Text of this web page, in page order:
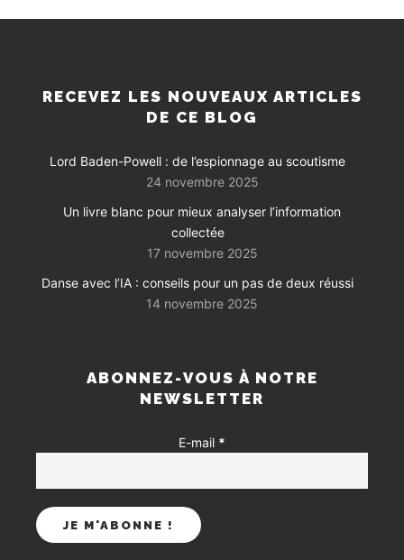
RECEVEZ LES NOUVEAUX ARTICLES
DE CE BLOG
Lord Baden-Powell : de l’espionnage au scoutisme
24 novembre 2025
Un livre blanc pour mieux analyser l’information
collectée
17 novembre 2025
Danse avec l’IA : conseils pour un pas de deux réussi
14 novembre 2025
ABONNEZ-VOUS À NOTRE
NEWSLETTER
E-mail *